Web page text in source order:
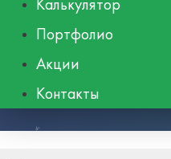
Калькулятор
Портфолио
Акции
Контакты